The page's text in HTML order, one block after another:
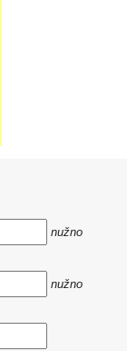
nužno
nužno